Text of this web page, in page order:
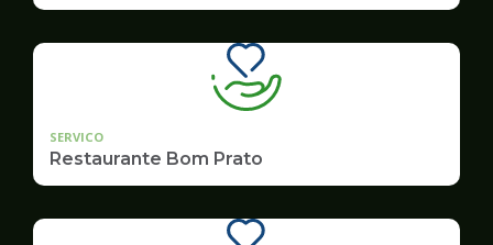
SERVICO
Restaurante Bom Prato